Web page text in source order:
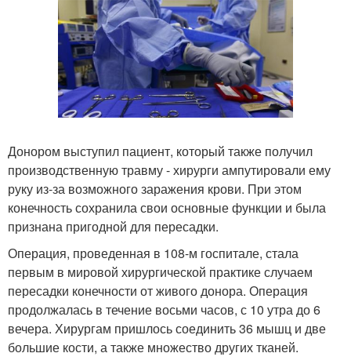
Донором выступил пациент, который также получил
производственную травму - хирурги ампутировали ему
руку из-за возможного заражения крови. При этом
конечность сохранила свои основные функции и была
признана пригодной для пересадки.
Операция, проведенная в 108-м госпитале, стала
первым в мировой хирургической практике случаем
пересадки конечности от живого донора. Операция
продолжалась в течение восьми часов, с 10 утра до 6
вечера. Хирургам пришлось соединить 36 мышц и две
большие кости, а также множество других тканей.